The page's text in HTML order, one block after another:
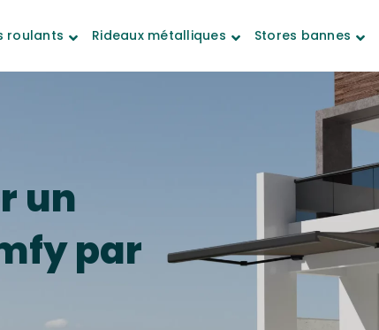
roulants Rideaux métalliques Stores bannes
un
par